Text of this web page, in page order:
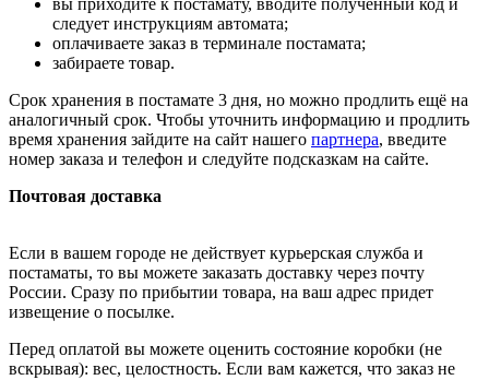
вы приходите к постамату, вводите полученный код и
следует инструкциям автомата;
оплачиваете заказ в терминале постамата;
забираете товар.
Срок хранения в постамате 3 дня, но можно продлить ещё на
аналогичный срок. Чтобы уточнить информацию и продлить
время хранения зайдите на сайт нашего партнера, введите
номер заказа и телефон и следуйте подсказкам на сайте.
Почтовая доставка
Если в вашем городе не действует курьерская служба и
постаматы, то вы можете заказать доставку через почту
России. Сразу по прибытии товара, на ваш адрес придет
извещение о посылке.
Перед оплатой вы можете оценить состояние коробки (не
вскрывая): вес, целостность. Если вам кажется, что заказ не